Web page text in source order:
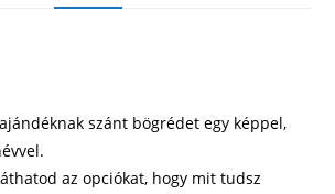
szánt bögrédet egy képpel,
az opciókat, hogy mit tudsz